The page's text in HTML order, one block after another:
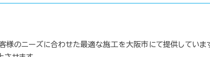
様のニーズに合わせた最適な施工を大阪市にて提供していま